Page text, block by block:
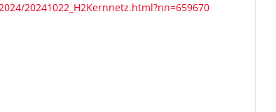
20241022_H2Kernnetz.html?nn=659670